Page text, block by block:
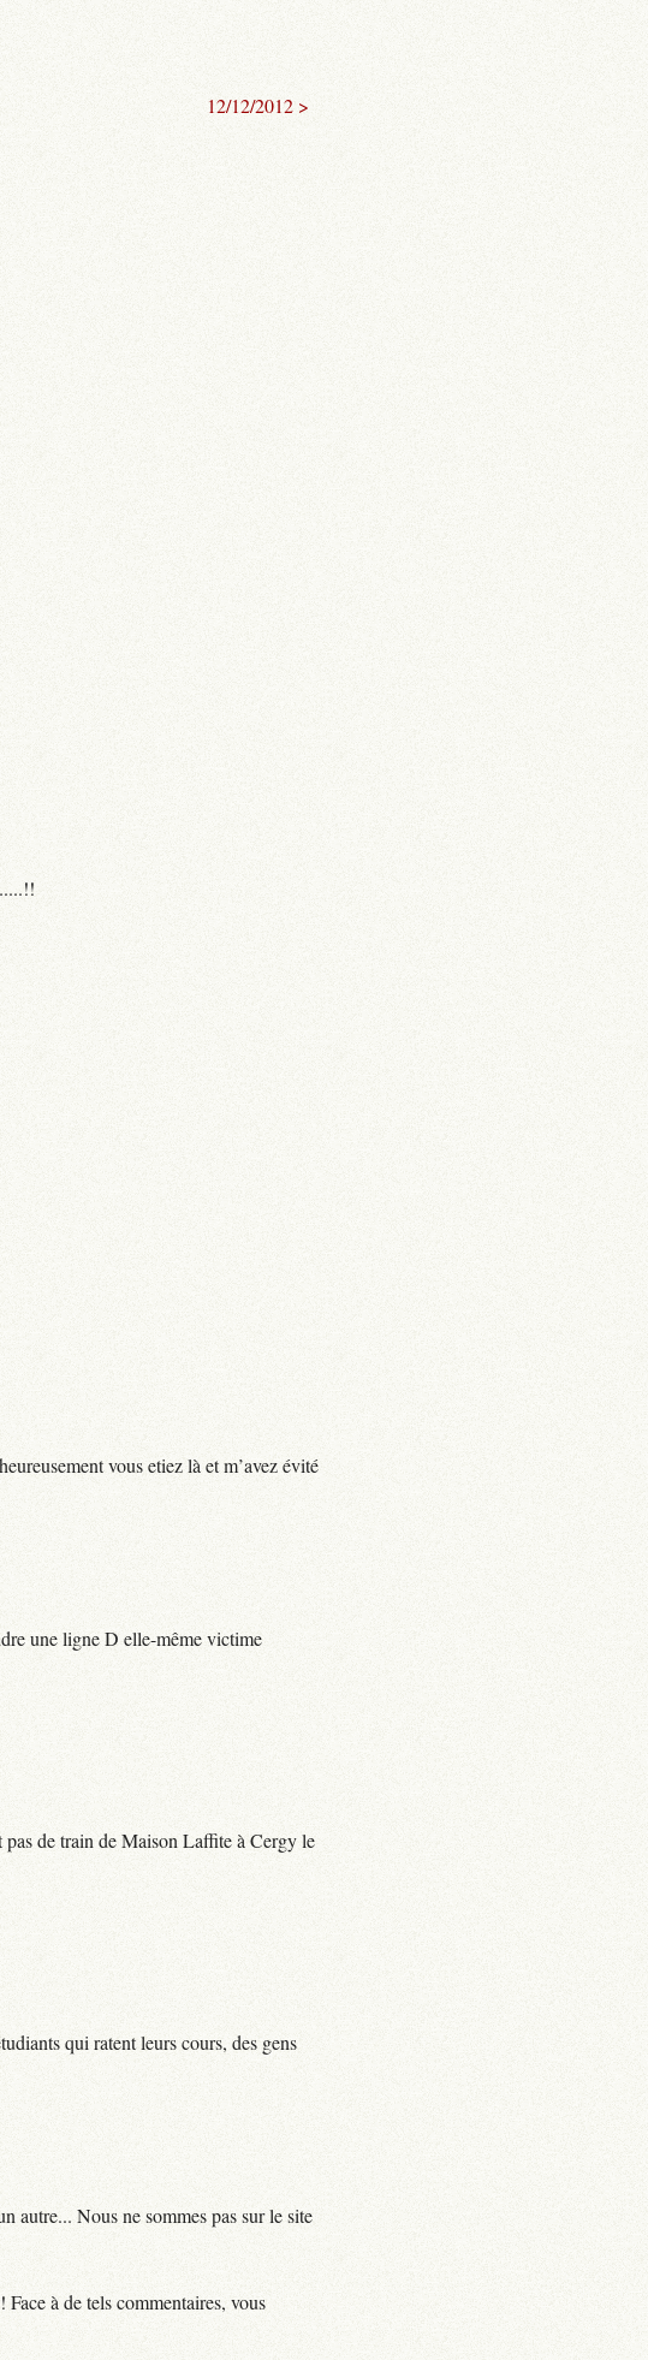
12/12/2012 >
vous etiez là et m’avez évité
une ligne D elle-même victime
pas de train de Maison Laffite à Cergy le
qui ratent leurs cours, des gens
autre... Nous ne sommes pas sur le site
à de tels commentaires, vous